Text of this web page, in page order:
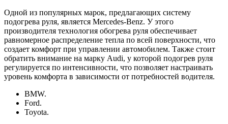
Одной из популярных марок, предлагающих систему
подогрева руля, является Mercedes-Benz. У этого
производителя технология обогрева руля обеспечивает
равномерное распределение тепла по всей поверхности, что
создает комфорт при управлении автомобилем. Также стоит
обратить внимание на марку Audi, у которой подогрев руля
регулируется по интенсивности, что позволяет настраивать
уровень комфорта в зависимости от потребностей водителя.
BMW.
Ford.
Toyota.